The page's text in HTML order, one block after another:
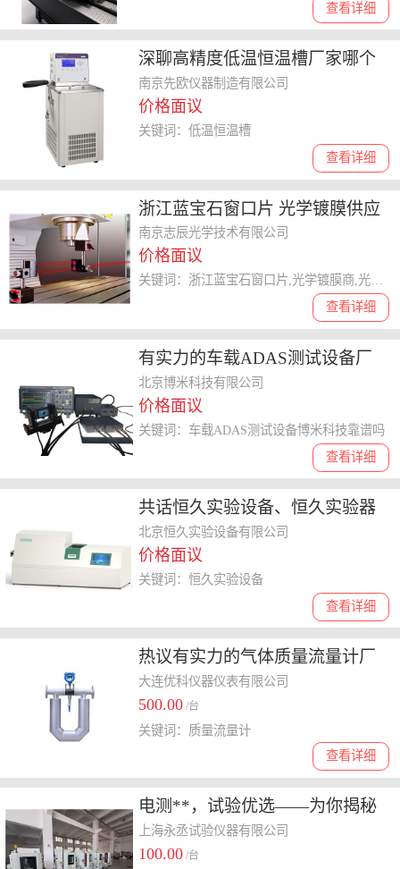
查看详细
深聊高精度低温恒温槽厂家哪个
口碑好，为你揭晓优质品牌
南京先欧仪器制造有限公司
价格面议
查看详细
关键词：低温恒温槽
浙江蓝宝石窗口片 光学镀膜供应
商 创新服务 南京志辰光学技术供
应
南京志辰光学技术有限公司
价格面议
查看详细
关键词：浙江蓝宝石窗口片,光学镀膜商,光学镀膜
有实力的车载ADAS测试设备厂
家盘点，博米科技适合合作吗
北京博米科技有限公司
价格面议
查看详细
关键词：车载ADAS测试设备博米科技靠谱吗
共话恒久实验设备、恒久实验器
材，怎么选择合适的
北京恒久实验设备有限公司
价格面议
查看详细
关键词：恒久实验设备
热议有实力的气体质量流量计厂
家，价格多少钱
大连优科仪器仪表有限公司
500.00 /台
查看详细
关键词：质量流量计
电测**，试验优选——为你揭秘
能满足新能源电池测试的试验箱
厂家
上海永丞试验仪器有限公司
100.00 /台